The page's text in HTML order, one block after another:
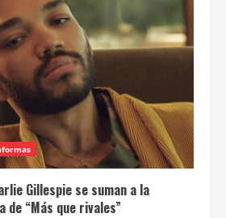
Gillespie se suman a la
de “Más que rivales”